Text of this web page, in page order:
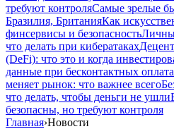
требуют контроляСамые зрелые
Бразилия, БританияКак
финсервисы и безопасность
что делать при кибератаках
(DeFi): что это и когда
данные при бесконтактных
меняет рынок: что важнее всего
что делать, чтобы деньги не ушли
безопасны, но требуют контроля
Главная›Новости